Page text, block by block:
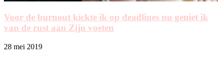
Voor de burnout kickte ik op deadlines nu geniet ik
van de rust aan Zijn voeten
28 mei 2019